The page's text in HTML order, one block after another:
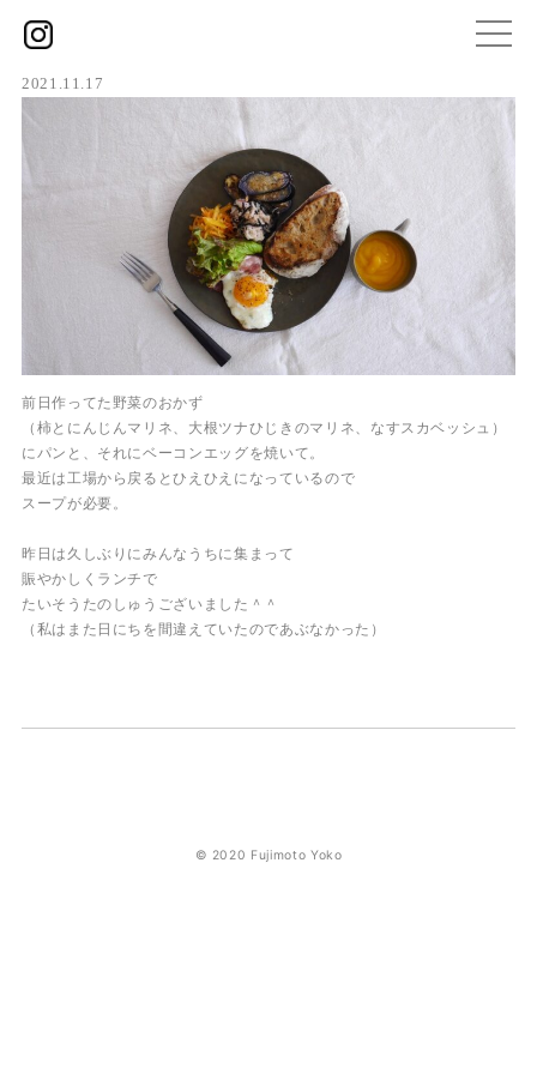
2021.11.17
前日作ってた野菜のおかず
（柿とにんじんマリネ、大根ツナひじきのマリネ、なすスカベッシュ）
にパンと、それにベーコンエッグを焼いて。
最近は工場から戻るとひえひえになっているので
スープが必要。
昨日は久しぶりにみんなうちに集まって
賑やかしくランチで
たいそうたのしゅうございました＾＾
（私はまた日にちを間違えていたのであぶなかった）
© 2020 Fujimoto Yoko